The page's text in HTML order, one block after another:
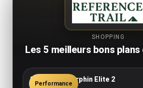
SHOPPING
Les 5 meilleurs bons plans
Performance
Saucony Endorphin Elite 2